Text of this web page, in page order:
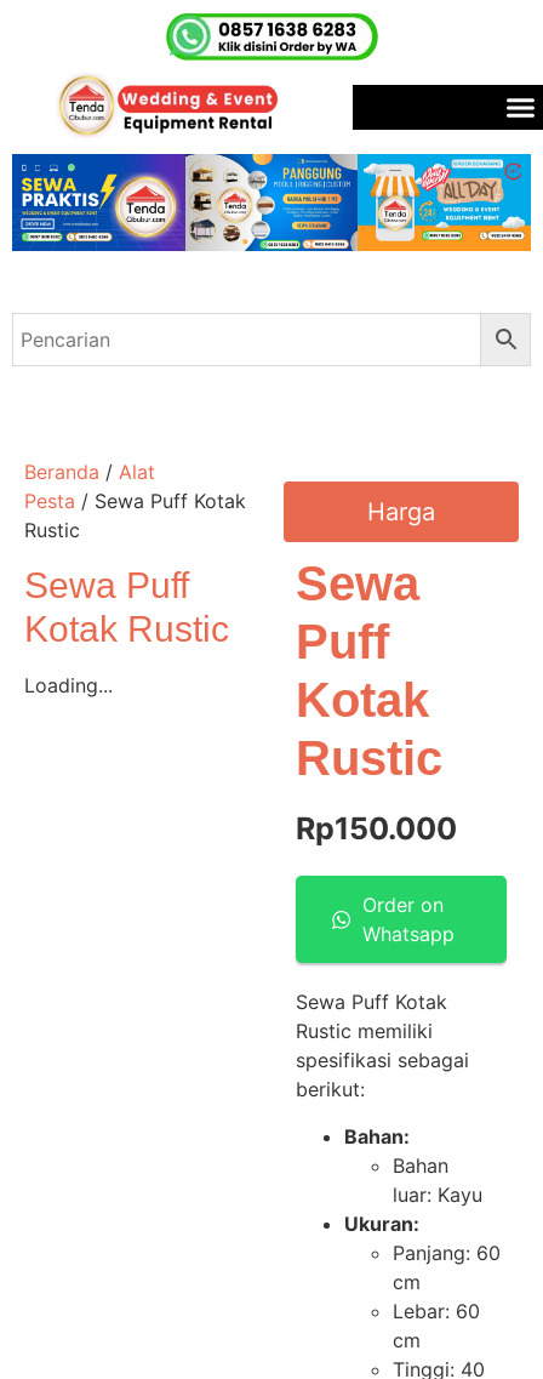
Beranda / Alat
Pesta / Sewa Puff Kotak
Rustic
Sewa Puff
Kotak Rustic
Loading...
Harga
Sewa
Puff
Kotak
Rustic
Rp150.000
Order on
Whatsapp
Sewa Puff Kotak
Rustic memiliki
spesifikasi sebagai
berikut:
Bahan:
Bahan
luar: Kayu
Ukuran:
Panjang: 60
cm
Lebar: 60
cm
Tinggi: 40